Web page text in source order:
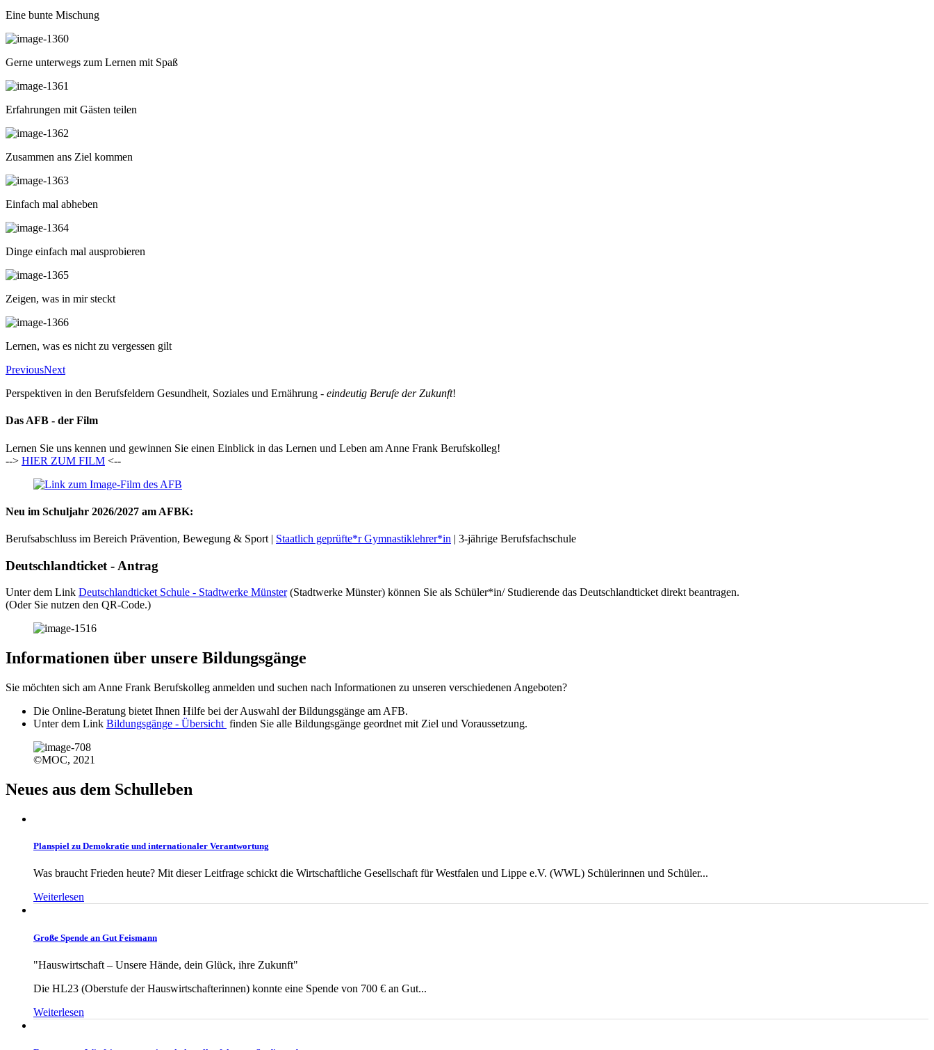
Eine bunte Mischung
Gerne unterwegs zum Lernen mit Spaß
Erfahrungen mit Gästen teilen
Zusammen ans Ziel kommen
Einfach mal abheben
Dinge einfach mal ausprobieren
Zeigen, was in mir steckt
Lernen, was es nicht zu vergessen gilt
PreviousNext
Perspektiven in den Berufsfeldern Gesundheit, Soziales und Ernährung - eindeutig Berufe der Zukunft!
Das AFB - der Film
Lernen Sie uns kennen und gewinnen Sie einen Einblick in das Lernen und Leben am Anne Frank Berufskolleg!
--> HIER ZUM FILM <--
Neu im Schuljahr 2026/2027 am AFBK:
Berufsabschluss im Bereich Prävention, Bewegung & Sport | Staatlich geprüfte*r Gymnastiklehrer*in | 3-jährige Berufsfachschule
Deutschlandticket - Antrag
Unter dem Link Deutschlandticket Schule - Stadtwerke Münster(Stadtwerke Münster) können Sie als Schüler*in/ Studierende das Deutschlandticket direkt beantragen.
(Oder Sie nutzen den QR-Code.)
Informationen über unsere Bildungsgänge
Sie möchten sich am Anne Frank Berufskolleg anmelden und suchen nach Informationen zu unseren verschiedenen Angeboten?
Die Online-Beratung bietet Ihnen Hilfe bei der Auswahl der Bildungsgänge am AFB.
Unter dem Link Bildungsgänge - Übersicht finden Sie alle Bildungsgänge geordnet mit Ziel und Voraussetzung.
©MOC, 2021
Neues aus dem Schulleben
Planspiel zu Demokratie und internationaler Verantwortung
Was braucht Frieden heute? Mit dieser Leitfrage schickt die Wirtschaftliche Gesellschaft für Westfalen und Lippe e.V. (WWL) Schülerinnen und Schüler...
Weiterlesen
Große Spende an Gut Feismann
"Hauswirtschaft – Unsere Hände, dein Glück, ihre Zukunft"
Die HL23 (Oberstufe der Hauswirtschafterinnen) konnte eine Spende von 700 € an Gut...
Weiterlesen